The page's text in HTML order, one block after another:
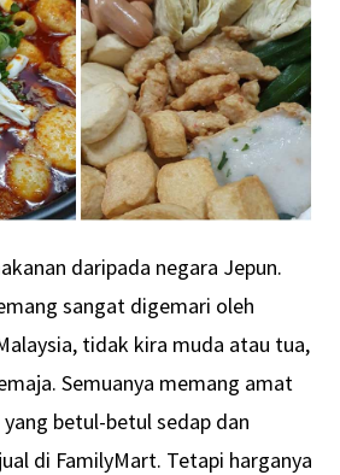
daripada negara Jepun.
sangat digemari oleh
tidak kira muda atau tua,
Semuanya memang amat
betul-betul sedap dan
di FamilyMart. Tetapi harganya